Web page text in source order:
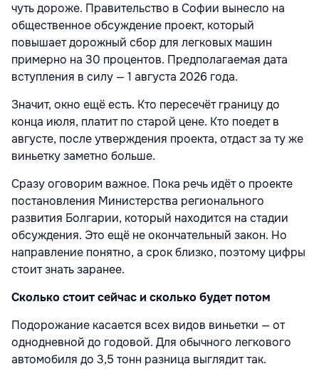
чуть дороже. Правительство в Софии вынесло на
общественное обсуждение проект, который
повышает дорожный сбор для легковых машин
примерно на 30 процентов. Предполагаемая дата
вступления в силу — 1 августа 2026 года.
Значит, окно ещё есть. Кто пересечёт границу до
конца июля, платит по старой цене. Кто поедет в
августе, после утверждения проекта, отдаст за ту же
виньетку заметно больше.
Сразу оговорим важное. Пока речь идёт о проекте
постановления Министерства регионального
развития Болгарии, который находится на стадии
обсуждения. Это ещё не окончательный закон. Но
направление понятно, а срок близко, поэтому цифры
стоит знать заранее.
Сколько стоит сейчас и сколько будет потом
Подорожание касается всех видов виньетки — от
однодневной до годовой. Для обычного легкового
автомобиля до 3,5 тонн разница выглядит так.